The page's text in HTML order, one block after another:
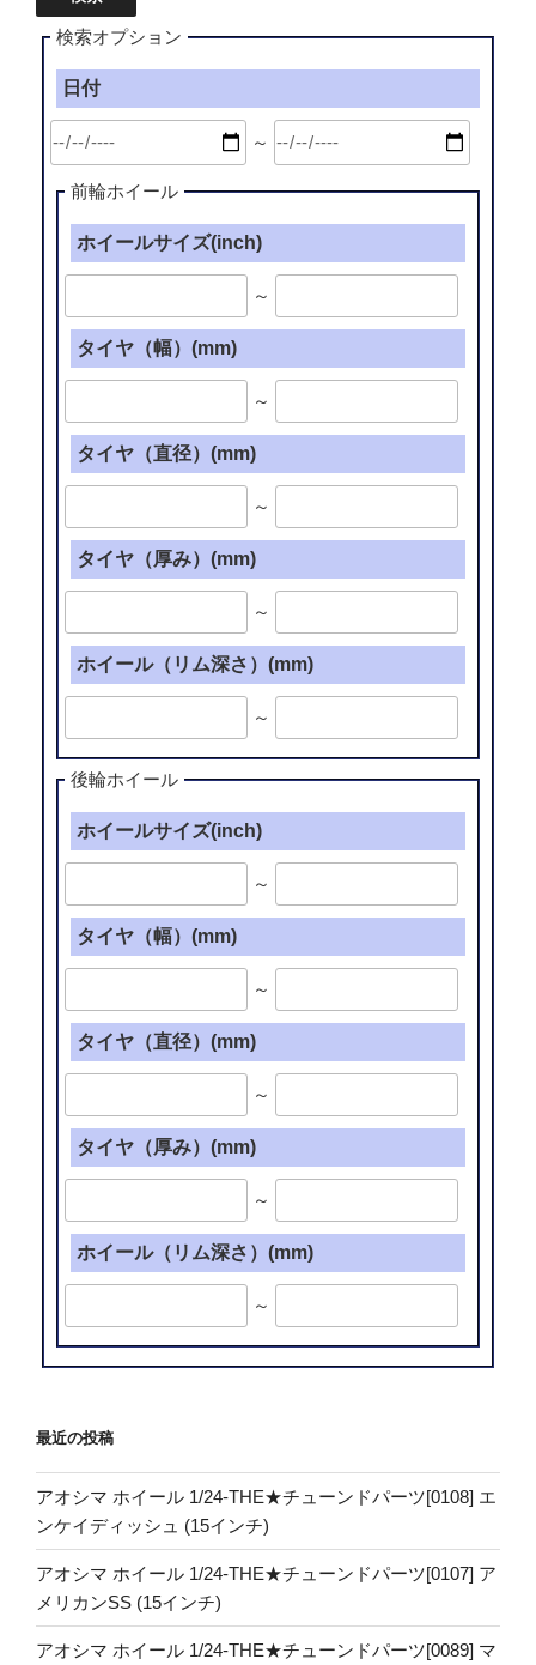
検索オプション
日付
～
前輪ホイール
ホイールサイズ(inch)
～
タイヤ（幅）(mm)
～
タイヤ（直径）(mm)
～
タイヤ（厚み）(mm)
～
ホイール（リム深さ）(mm)
～
後輪ホイール
ホイールサイズ(inch)
～
タイヤ（幅）(mm)
～
タイヤ（直径）(mm)
～
タイヤ（厚み）(mm)
～
ホイール（リム深さ）(mm)
～
最近の投稿
アオシマ ホイール 1/24-THE★チューンドパーツ[0108] エ
ンケイディッシュ (15インチ)
アオシマ ホイール 1/24-THE★チューンドパーツ[0107] ア
メリカンSS (15インチ)
アオシマ ホイール 1/24-THE★チューンドパーツ[0089] マ